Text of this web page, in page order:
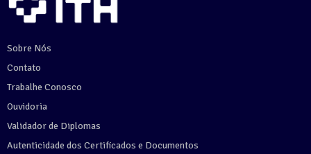
Sobre Nós
Contato
Trabalhe Conosco
Ouvidoria
Validador de Diplomas
Autenticidade dos Certificados e Documentos